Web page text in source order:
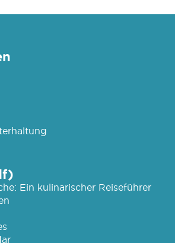
Ein kulinarischer Reiseführer